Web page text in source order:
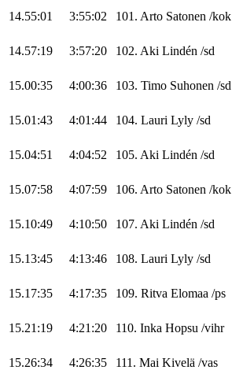
14.55:01 3:55:02 101. Arto Satonen /kok
14.57:19 3:57:20 102. Aki Lindén /sd
15.00:35 4:00:36 103. Timo Suhonen /sd
15.01:43 4:01:44 104. Lauri Lyly /sd
15.04:51 4:04:52 105. Aki Lindén /sd
15.07:58 4:07:59 106. Arto Satonen /kok
15.10:49 4:10:50 107. Aki Lindén /sd
15.13:45 4:13:46 108. Lauri Lyly /sd
15.17:35 4:17:35 109. Ritva Elomaa /ps
15.21:19 4:21:20 110. Inka Hopsu /vihr
15.26:34 4:26:35 111. Mai Kivelä /vas